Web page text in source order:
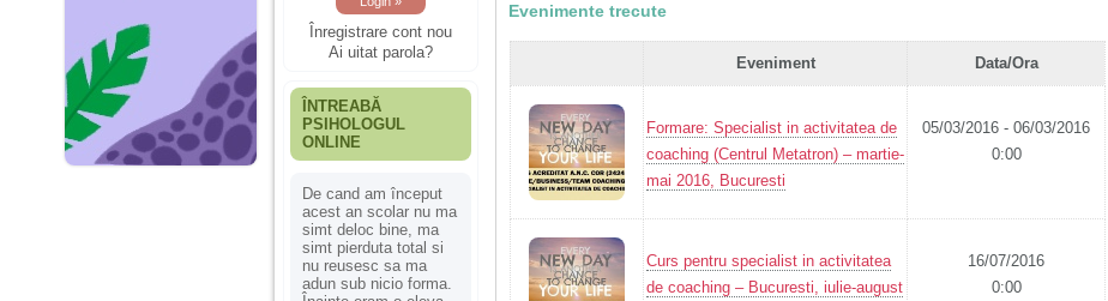
Înregistrare cont nou
Ai uitat parola?
ÎNTREABĂ
PSIHOLOGUL
ONLINE
De cand am început
acest an scolar nu ma
simt deloc bine, ma
simt pierduta total si
nu reusesc sa ma
adun sub nicio forma.
Evenimente trecute
Eveniment Data/Ora
Formare: Specialist in activitatea de
coaching (Centrul Metatron) – martie-
mai 2016, Bucuresti
05/03/2016 - 06/03/2016
0:00
Curs pentru specialist in activitatea
de coaching – Bucuresti, iulie-august
16/07/2016
0:00